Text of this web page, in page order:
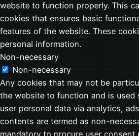
website to function properly. This
cookies that ensures basic
features of the website. These
personal information.
Non-necessary
Non-necessary
Any cookies that may not be
the website to function and is used
user personal data via analytics,
contents are termed as non-